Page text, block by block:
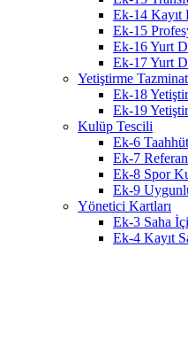
Ek-14 Kayıt
Ek-15
Ek-16 Yurt
Ek-17 Yurt
Yetiştirme
Ek-18
Ek-19
Kulüp Tescili
Ek-6
Ek-7
Ek-8 Spor
Ek-9
Yönetici Kartları
Ek-3 Saha
Ek-4 Kayıt